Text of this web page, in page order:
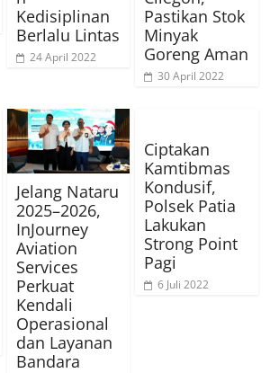
Kedisiplinan
Berlalu Lintas
24 April 2022
Pastikan Stok
Minyak
Goreng Aman
30 April 2022
Jelang Nataru
2025–2026,
InJourney
Aviation
Services
Perkuat
Kendali
Operasional
dan Layanan
Bandara
Ciptakan
Kamtibmas
Kondusif,
Polsek Patia
Lakukan
Strong Point
Pagi
6 Juli 2022